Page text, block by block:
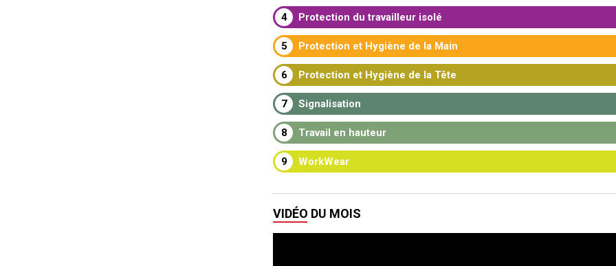
4 Protection du travailleur isolé
5 Protection et Hygiène de la Main
6 Protection et Hygiène de la Tête
7 Signalisation
8 Travail en hauteur
9 WorkWear
VIDÉO DU MOIS